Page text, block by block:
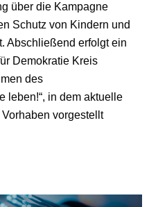
über die Kampagne
Schutz von Kindern und
Abschließend erfolgt ein
Demokratie Kreis
des
leben!“, in dem aktuelle
vorgestellt